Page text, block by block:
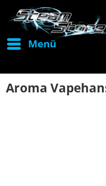
Menü
Aroma